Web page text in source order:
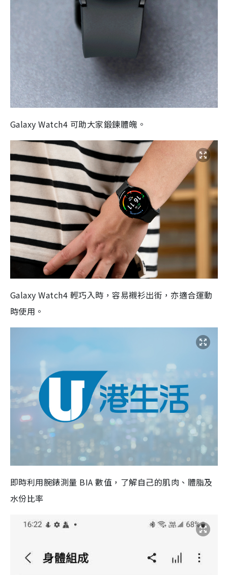
Galaxy Watch4 可助大家鍛鍊體魄。
Galaxy Watch4 輕巧入時，容易襯衫出街，亦適合運動
時使用。
即時利用腕錶測量 BIA 數值，了解自己的肌肉、體脂及
水份比率